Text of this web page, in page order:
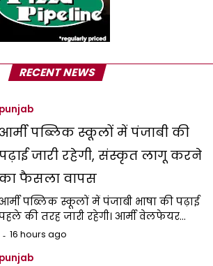
RECENT NEWS
punjab
आर्मी पब्लिक स्कूलों में पंजाबी की
जारी रहेगी, संस्कृत लागू करने
फैसला वापस
पब्लिक स्कूलों में पंजाबी भाषा की पढ़ाई
की तरह जारी रहेगी। आर्मी वेलफेयर…
16 hours ago
punjab